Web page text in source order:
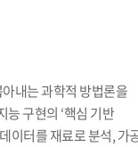
내는 과학적 방법론을
능 구현의 ‘핵심 기반
이터를 재료로 분석, 가